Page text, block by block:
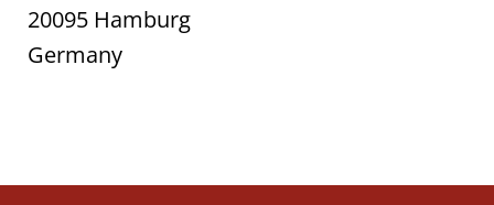
20095 Hamburg
Germany